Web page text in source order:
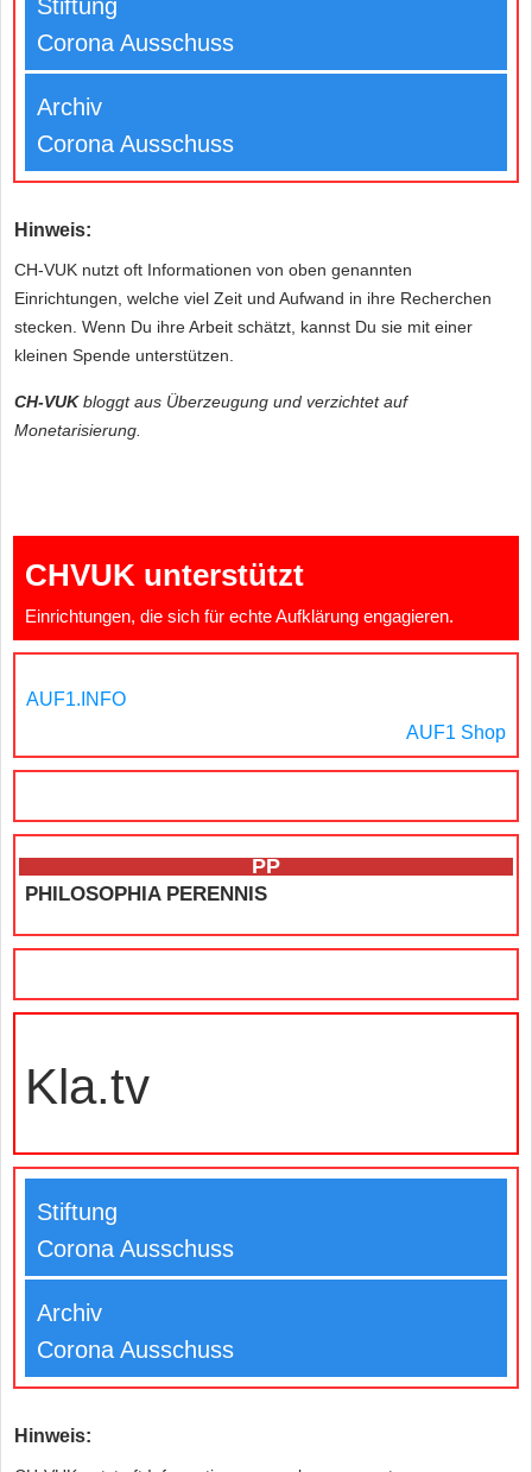
Stiftung
Corona Ausschuss
Archiv
Corona Ausschuss
Hinweis:
CH-VUK nutzt oft Informationen von oben genannten
Einrichtungen, welche viel Zeit und Aufwand in ihre Recherchen
stecken. Wenn Du ihre Arbeit schätzt, kannst Du sie mit einer
kleinen Spende unterstützen.
CH-VUKbloggt aus Überzeugung und verzichtet auf
Monetarisierung.
CHVUK unterstützt
Einrichtungen, die sich für echte Aufklärung engagieren.
AUF1.INFO
AUF1 Shop
PP
PHILOSOPHIA PERENNIS
Kla.tv
Stiftung
Corona Ausschuss
Archiv
Corona Ausschuss
Hinweis: